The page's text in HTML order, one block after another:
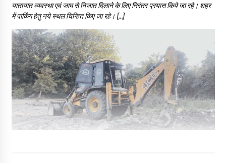
यातायात व्यवस्था एवं जाम से निजात दिलाने के लिए निरंतर प्रयास किये जा रहे। शहर
में पार्किंग हेतु नये स्थल चिन्हित किए जा रहे। […]